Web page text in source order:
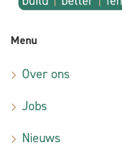
Menu
Over ons
Jobs
Nieuws